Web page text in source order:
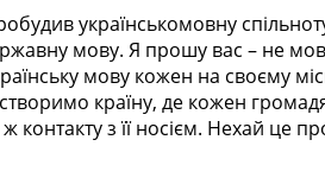
українськомовну
мову. Я прошу вас – не
мову кожен на своєму
країну, де кожен
з її носієм. Нехай це